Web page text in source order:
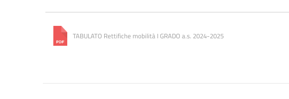
TABULATO Rettifiche mobilità I GRADO a.s. 2024-2025